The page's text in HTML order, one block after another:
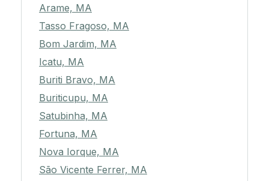
Arame, MA
Tasso Fragoso, MA
Bom Jardim, MA
Icatu, MA
Buriti Bravo, MA
Buriticupu, MA
Satubinha, MA
Fortuna, MA
Nova Iorque, MA
São Vicente Ferrer, MA